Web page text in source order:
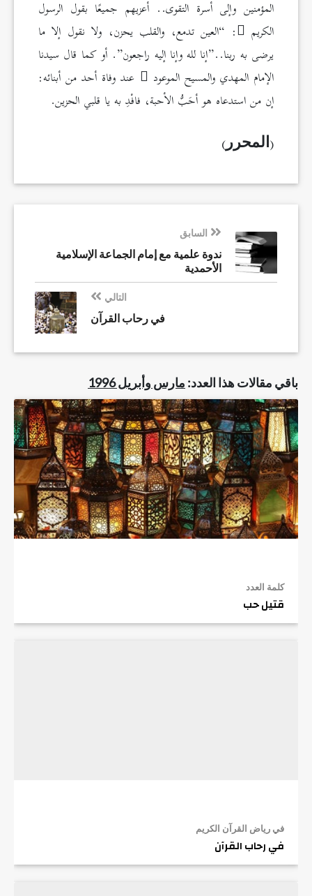
باقي مقالات هذا العدد: مارس وأبريل 1996
كلمة العدد
قتيل حب
في رياض القرآن الكريم
في رحاب القرآن
المؤمنين وإلى أسرة التقوى.. أعزيهم جميعًا بقول الرسول
الكريم
: “العين تدمع، والقلب يحزن، ولا نقول إلا ما
يرضى به ربنا..”إنا لله وإنا إليه راجعون”. أو كما قال سيدنا
الإمام المهدي والمسيح الموعود
عند وفاة أحد من أبنائه:
إن من استدعاه هو أحَبُّ الأحبة، فافْدِ به يا قلبي الحزين.
(المحرر )
السابق
ندوة علمية مع إمام الجماعة الإسلامية
الأحمدية
التالي
في رحاب القرآن